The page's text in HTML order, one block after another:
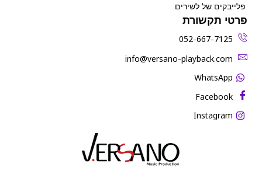
פלייבקים של לשירים
פרטי תקשורת
052-667-7125
‫info@versano-playback.com‬
WhatsApp
Facebook
Instagram